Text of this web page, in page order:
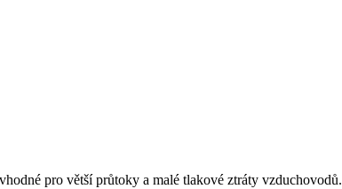
pro větší průtoky a malé tlakové ztráty vzduchovodů.